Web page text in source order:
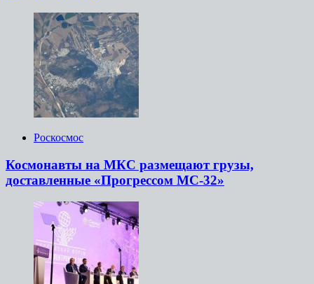
Роскосмос
Космонавты на МКС размещают грузы,
доставленные «Прогрессом МС-32»